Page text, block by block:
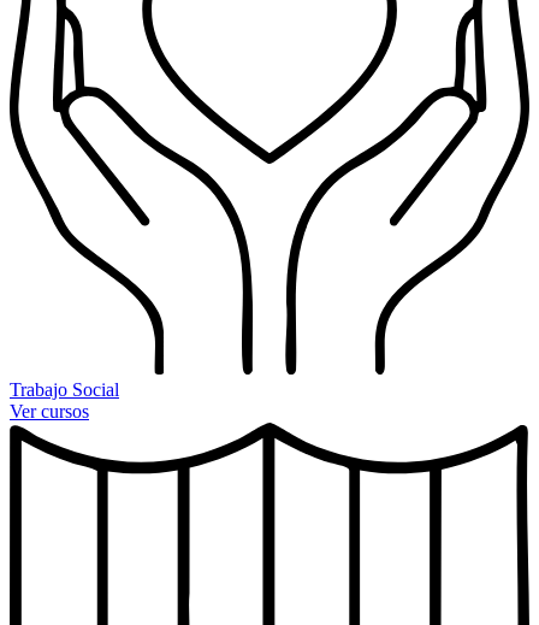
Trabajo Social
Ver cursos